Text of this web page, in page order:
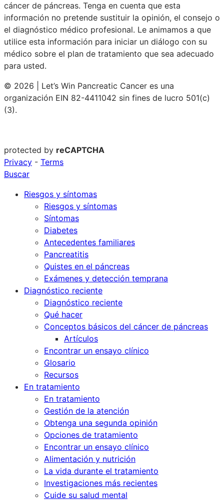
cáncer de páncreas. Tenga en cuenta que esta
información no pretende sustituir la opinión, el consejo o
el diagnóstico médico profesional. Le animamos a que
utilice esta información para iniciar un diálogo con su
médico sobre el plan de tratamiento que sea adecuado
para usted.
© 2026 | Let’s Win Pancreatic Cancer es una
organización EIN 82-4411042 sin fines de lucro 501(c)
(3).
protected by reCAPTCHA
Privacy - Terms
Buscar
Riesgos y síntomas
Riesgos y síntomas
Síntomas
Diabetes
Antecedentes familiares
Pancreatitis
Quistes en el páncreas
Exámenes y detección temprana
Diagnóstico reciente
Diagnóstico reciente
Qué hacer
Conceptos básicos del cáncer de páncreas
Artículos
Encontrar un ensayo clínico
Glosario
Recursos
En tratamiento
En tratamiento
Gestión de la atención
Obtenga una segunda opinión
Opciones de tratamiento
Encontrar un ensayo clínico
Alimentación y nutrición
La vida durante el tratamiento
Investigaciones más recientes
Cuide su salud mental